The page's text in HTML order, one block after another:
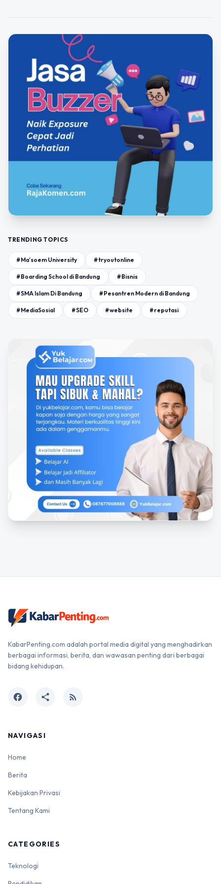
TRENDING TOPICS
#Ma'soem University #tryoutonline
#Boarding School di Bandung #Bisnis
#SMA Islam Di Bandung #Pesantren Modern di Bandung
#MediaSosial #SEO #website #reputasi
KabarPenting.com adalah portal media digital yang menghadirkan
berbagai informasi, berita, dan wawasan penting dari berbagai
bidang kehidupan.
facebook share rss_feed
NAVIGASI
Home
Berita
Kebijakan Privasi
Tentang Kami
CATEGORIES
Teknologi